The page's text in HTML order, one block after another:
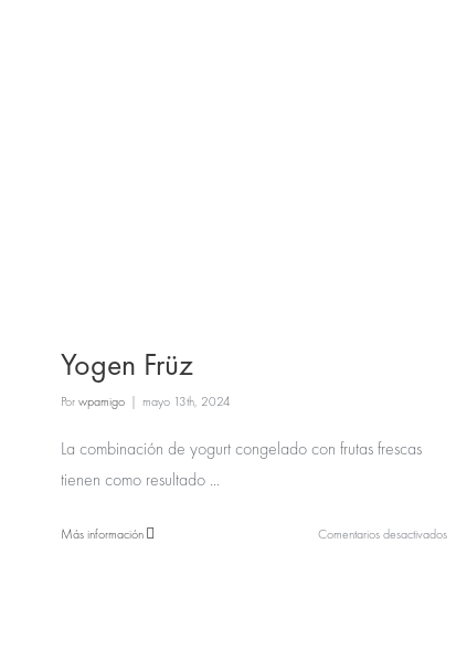
Yogen Früz
Porwpamigo | mayo 13th, 2024
La combinación de yogurt congelado con frutas frescas
tienen como resultado ...
Más información Comentarios desactivadosen